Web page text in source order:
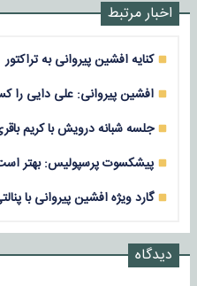
اخبار مرتبط
کنایه افشین پیروانی به تراکتور
افشین پیروانی: علی دایی را
جلسه شبانه درویش با کریم
پیشکسوت پرسپولیس: بهتر
گارد ویژه افشین پیروانی با
دیدگاه